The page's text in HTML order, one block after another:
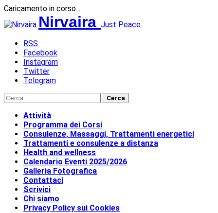
Caricamento in corso...
al
Nirvaira Just Peace
RSS
Facebook
Instagram
Twitter
Telegram
Ricerca per:
Attività
Programma dei Corsi
Consulenze, Massaggi, Trattamenti energetici
Trattamenti e consulenze a distanza
Health and wellness
Calendario Eventi 2025/2026
Galleria Fotografica
Contattaci
Scrivici
Chi siamo
Privacy Policy sui Cookies